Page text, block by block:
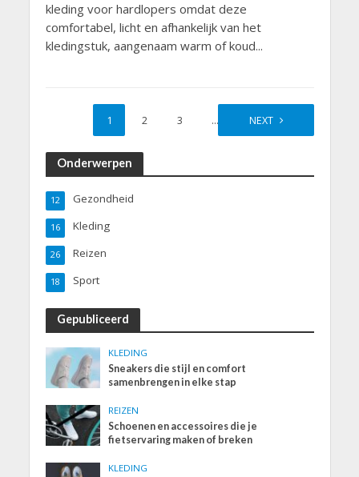
kleding voor hardlopers omdat deze
comfortabel, licht en afhankelijk van het
kledingstuk, aangenaam warm of koud...
1 2 3 … 7
NEXT
Onderwerpen
Gezondheid
12
Kleding
16
Reizen
26
Sport
18
Gepubliceerd
KLEDING
Sneakers die stijl en comfort
samenbrengen in elke stap
REIZEN
Schoenen en accessoires die je
fietservaring maken of breken
KLEDING